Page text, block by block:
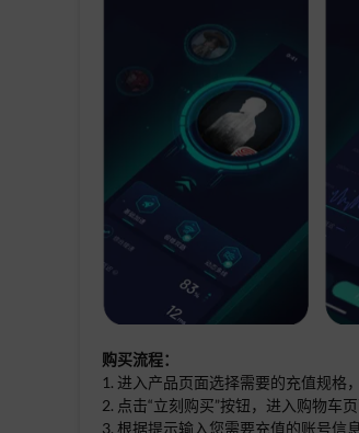
购买流程：
1. 进入产品页面选择需要的充值规格
2. 点击“立刻购买”按钮，进入购物车
3. 根据提示输入您需要充值的账号信